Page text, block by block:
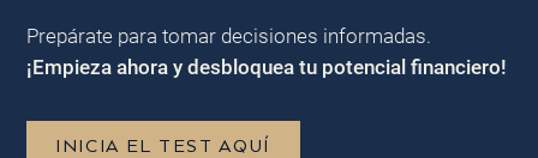
Prepárate para tomar decisiones informadas.
¡Empieza ahora y desbloquea tu potencial financiero!
INICIA EL TEST AQUÍ